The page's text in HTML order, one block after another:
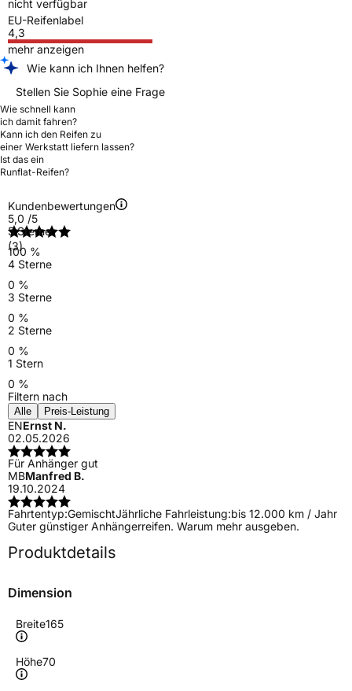
nicht verfügbar
EU-Reifenlabel
4,3
mehr anzeigen
Wie kann ich Ihnen helfen?
Stellen Sie Sophie eine Frage
Wie schnell kann
ich damit fahren?
Kann ich den Reifen zu
einer Werkstatt liefern lassen?
Ist das ein
Runflat-Reifen?
Kundenbewertungen
5,0 /5
(3)
5 Sterne
100 %
4 Sterne
0 %
3 Sterne
0 %
2 Sterne
0 %
1 Stern
0 %
Filtern nach
Alle Preis-Leistung
ENErnst N.
02.05.2026
Für Anhänger gut
MBManfred B.
19.10.2024
Fahrtentyp:GemischtJährliche Fahrleistung:bis 12.000 km / Jahr
Guter günstiger Anhängerreifen. Warum mehr ausgeben.
Produktdetails
Dimension
Breite165
Höhe70